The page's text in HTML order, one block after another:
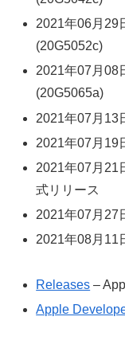
2021年06月29
(20G5052c)
2021年07月08
(20G5065a)
2021年07月13
2021年07月19
2021年07月21
式リリース
2021年07月27
2021年08月11
Releases –
Apple